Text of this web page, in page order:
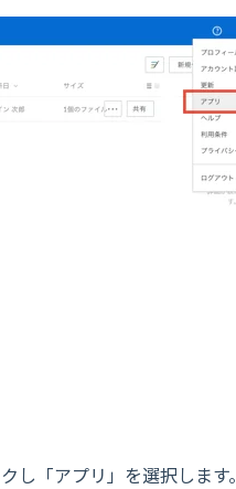
し「アプリ」を選択します。